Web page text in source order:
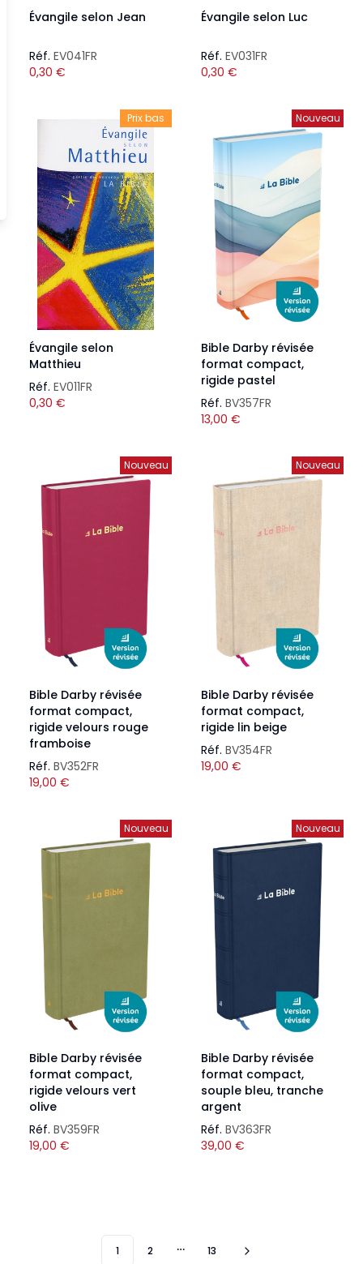
Évangile selon Jean
Réf. EV041FR
0,30 €
Évangile selon Luc
Réf. EV031FR
0,30 €
Prix bas
Évangile selon
Matthieu
Réf. EV011FR
0,30 €
Nouveau
Bible Darby révisée
format compact,
rigide pastel
Réf. BV357FR
13,00 €
Nouveau
Bible Darby révisée
format compact,
rigide velours rouge
framboise
Réf. BV352FR
19,00 €
Nouveau
Bible Darby révisée
format compact,
rigide lin beige
Réf. BV354FR
19,00 €
Nouveau
Bible Darby révisée
format compact,
rigide velours vert
olive
Réf. BV359FR
19,00 €
Nouveau
Bible Darby révisée
format compact,
souple bleu, tranche
argent
Réf. BV363FR
39,00 €
1 2 More pages
13